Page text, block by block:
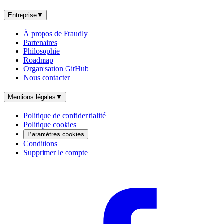
Entreprise▼
À propos de Fraudly
Partenaires
Philosophie
Roadmap
Organisation GitHub
Nous contacter
Mentions légales ▼
Politique de confidentialité
Politique cookies
Paramètres cookies
Conditions
Supprimer le compte